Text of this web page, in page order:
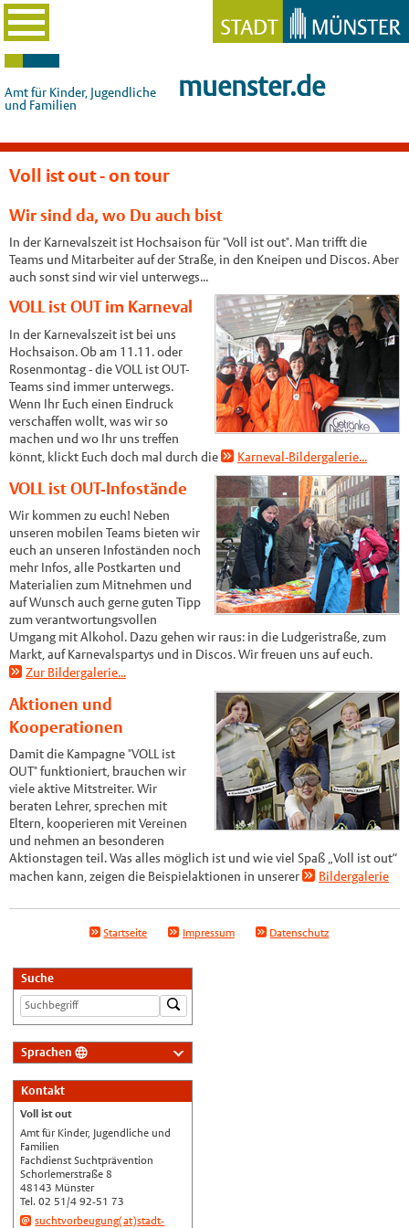
Amt für Kinder, Jugendliche
und Familien
muenster.de
Voll ist out - on tour
Wir sind da, wo Du auch bist
In der Karnevalszeit ist Hochsaison für "Voll ist out". Man trifft die
Teams und Mitarbeiter auf der Straße, in den Kneipen und Discos. Aber
auch sonst sind wir viel unterwegs...
VOLL ist OUT im Karneval
In der Karnevalszeit ist bei uns
Hochsaison. Ob am 11.11. oder
Rosenmontag - die VOLL ist OUT-
Teams sind immer unterwegs.
Wenn Ihr Euch einen Eindruck
verschaffen wollt, was wir so
machen und wo Ihr uns treffen
könnt, klickt Euch doch mal durch die
Karneval-Bildergalerie...
VOLL ist OUT-Infostände
Wir kommen zu euch! Neben
unseren mobilen Teams bieten wir
euch an unseren Infoständen noch
mehr Infos, alle Postkarten und
Materialien zum Mitnehmen und
auf Wunsch auch gerne guten Tipp
zum verantwortungsvollen
Umgang mit Alkohol. Dazu gehen wir raus: in die Ludgeristraße, zum
Markt, auf Karnevalspartys und in Discos. Wir freuen uns auf euch.
Zur Bildergalerie...
Aktionen und
Kooperationen
Damit die Kampagne "VOLL ist
OUT" funktioniert, brauchen wir
viele aktive Mitstreiter. Wir
beraten Lehrer, sprechen mit
Eltern, kooperieren mit Vereinen
und nehmen an besonderen
Aktionstagen teil. Was alles möglich ist und wie viel Spaß „Voll ist out“
machen kann, zeigen die Beispielaktionen in unserer
Bildergalerie
Startseite Impressum Datenschutz
Suche
Sprachen
Nederlands
English
Українська
Türkçe
اللغة العربية
Kontakt
Voll ist out
Amt für Kinder, Jugendliche und
Familien
Fachdienst Suchtprävention
Schorlemerstraße 8
48143 Münster
Tel. 02 51/4 92-51 73
suchtvorbeugung(at)stadt-